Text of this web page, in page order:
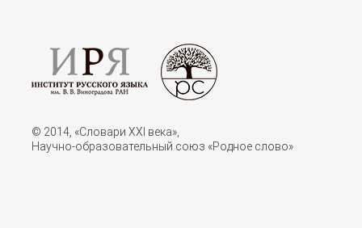
© 2014, «Словари XXI векa»,
Научно-образовательный союз «Родное слово»